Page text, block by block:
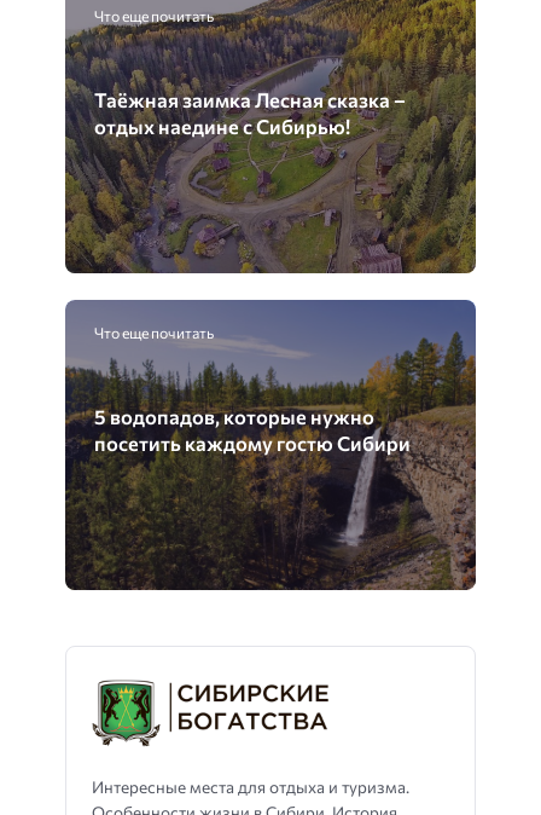
Что еще почитать
Таёжная заимка Лесная сказка –
отдых наедине с Сибирью!
Что еще почитать
5 водопадов, которые нужно
посетить каждому гостю Сибири
Интересные места для отдыха и туризма.